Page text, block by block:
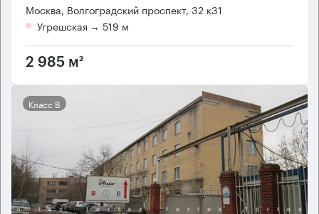
Москва, Волгоградский проспект, 32 к31
Угрешская → 519 м
2 985 м²
Класс B